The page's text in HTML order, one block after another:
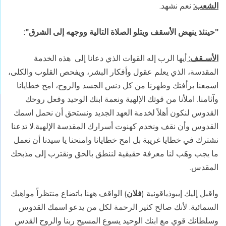
الشعب: نعم نشهد.
"حينئذ ينهض الأسقف ويتلو الصلاة التالية ووجهه إلى الشرق":
الأسـقف: أيها الرب إله القوات الذي دعانا إلى هذه الخدمة
المقدسة، الذي يعلم عقول وأفكار البشر، ويفحص القلوب والكلى،
اسمعنا برأفتك وطهرنا من كل دنس الجسد والروح، امح خطايانا
وآثامنا. املأنا من قوتك الإلهية ونعمة ابنك الوحيد وفعل روحك
القدوس لنكون أهلاً لخدمة العهد الجديد ونستحق أن نحمل اسمك
القدوس وأن نقف ونخدم كهنوت أسرارك المقدسة الإلهية.لا تدعنا
نشترك في خطايا غريبة بل امح خطايانا وامنحنا يا سيدنا أن نعمل
ما يجب وهَب لنا معرفة حقيقية لننطق بالحق ونقترب إلى مذبحك
المقدس.
واقبل إليك إيبوذياقونية (فلان) الواقف ههنا باتضاع منتظراً مواهبك
السمائية. لأنك صالح كثير الرحمة لكل من يدعو اسمك القدوس
وسلطانك قوي مع ابنك الوحيد يسوع المسيح ربنا والروح القدس